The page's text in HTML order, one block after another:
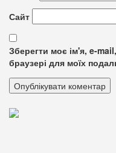
Сайт
Зберегти моє ім'я, e-
браузері для моїх